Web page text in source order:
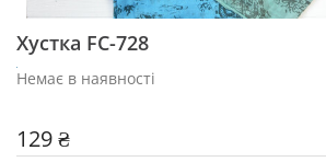
Хустка FC-728
Немає в наявності
129 ₴